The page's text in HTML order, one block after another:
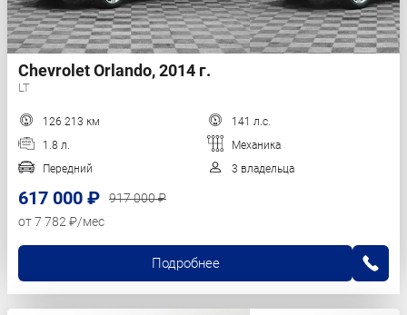
Chevrolet Orlando, 2014 г.
LT
126 213 км
141 л.с.
1.8 л.
Механика
Передний
3 владельца
617 000 ₽
917 000 ₽
от 7 782 ₽/мес
Подробнее